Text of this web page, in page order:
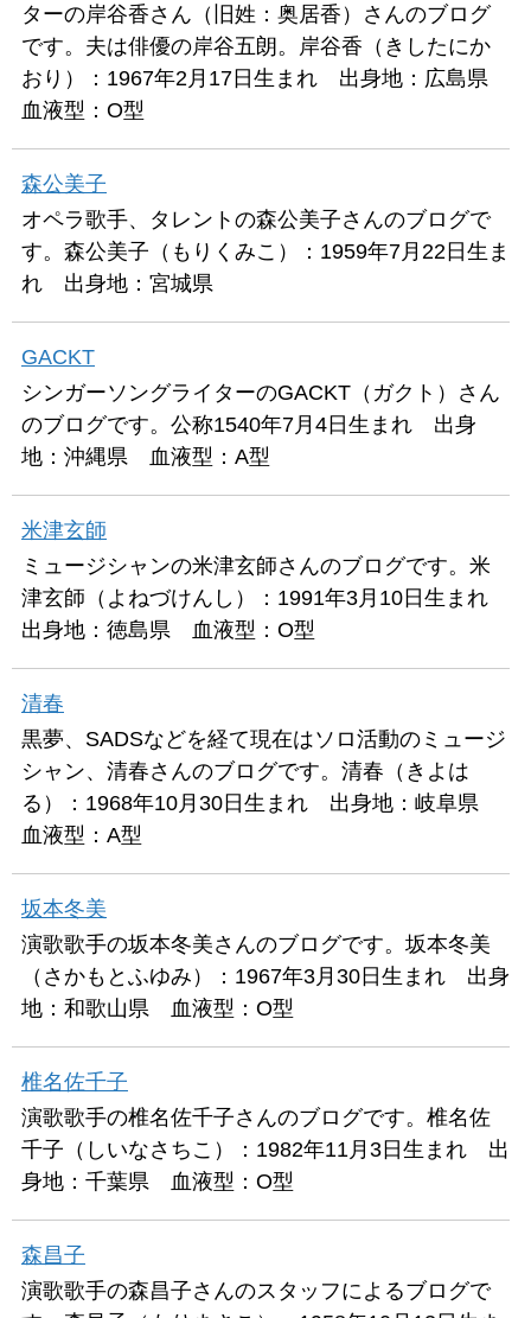
ターの岸谷香さん（旧姓：奥居香）さんのブログ
です。夫は俳優の岸谷五朗。岸谷香（きしたにか
おり）：1967年2月17日生まれ 出身地：広島県
血液型：O型
森公美子
オペラ歌手、タレントの森公美子さんのブログで
す。森公美子（もりくみこ）：1959年7月22日生ま
れ 出身地：宮城県
GACKT
シンガーソングライターのGACKT（ガクト）さん
のブログです。公称1540年7月4日生まれ 出身
地：沖縄県 血液型：A型
米津玄師
ミュージシャンの米津玄師さんのブログです。米
津玄師（よねづけんし）：1991年3月10日生まれ
出身地：徳島県 血液型：O型
清春
黒夢、SADSなどを経て現在はソロ活動のミュージ
シャン、清春さんのブログです。清春（きよは
る）：1968年10月30日生まれ 出身地：岐阜県
血液型：A型
坂本冬美
演歌歌手の坂本冬美さんのブログです。坂本冬美
（さかもとふゆみ）：1967年3月30日生まれ 出身
地：和歌山県 血液型：O型
椎名佐千子
演歌歌手の椎名佐千子さんのブログです。椎名佐
千子（しいなさちこ）：1982年11月3日生まれ 出
身地：千葉県 血液型：O型
森昌子
演歌歌手の森昌子さんのスタッフによるブログで